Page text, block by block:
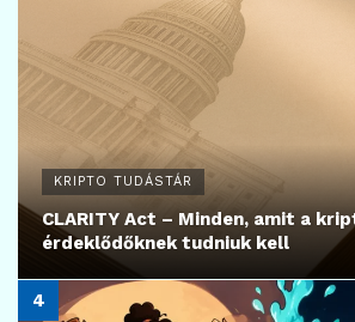
KRIPTO TUDÁSTÁR
CLARITY Act – Minden, amit a
érdeklődőknek tudniuk kell